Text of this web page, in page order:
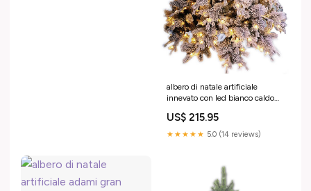
albero di natale artificiale
innevato con led bianco caldo
le:Hauteur 210cm
US$ 215.95
★★★★★ 5.0 (14 reviews)